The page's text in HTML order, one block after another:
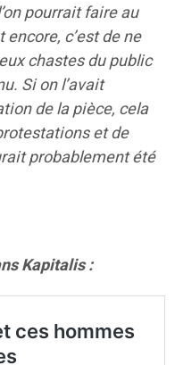
pourrait faire au
encore, c’est de ne
chastes du public
Si on l’avait
de la pièce, cela
et de
probablement été
Kapitalis :